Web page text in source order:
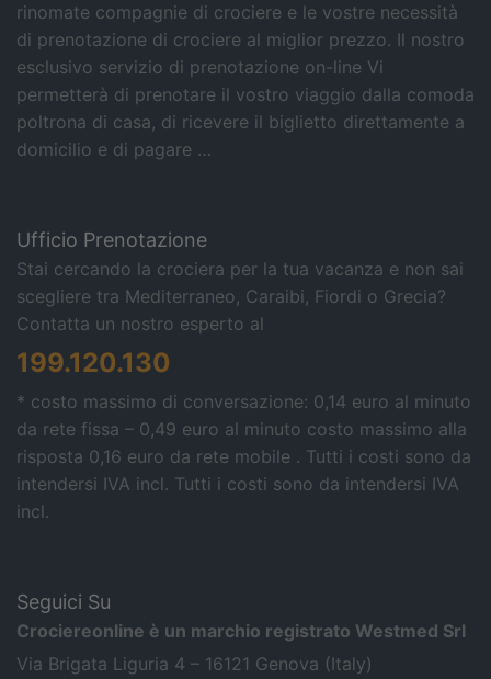
rinomate compagnie di crociere e le vostre necessità
di prenotazione di crociere al miglior prezzo. Il nostro
esclusivo servizio di prenotazione on-line Vi
permetterà di prenotare il vostro viaggio dalla comoda
poltrona di casa, di ricevere il biglietto direttamente a
domicilio e di pagare …
Ufficio Prenotazione
Stai cercando la crociera per la tua vacanza e non sai
scegliere tra Mediterraneo, Caraibi, Fiordi o Grecia?
Contatta un nostro esperto al
199.120.130
* costo massimo di conversazione: 0,14 euro al minuto
da rete fissa – 0,49 euro al minuto costo massimo alla
risposta 0,16 euro da rete mobile . Tutti i costi sono da
intendersi IVA incl. Tutti i costi sono da intendersi IVA
incl.
Seguici Su
Crociereonline è un marchio registrato Westmed Srl
Via Brigata Liguria 4 – 16121 Genova (Italy)